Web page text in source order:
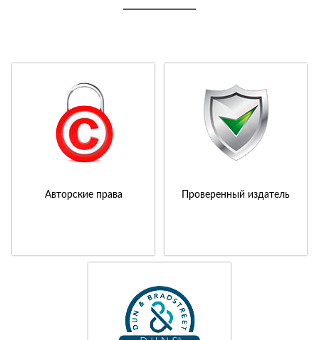
Авторские права Проверенный издатель